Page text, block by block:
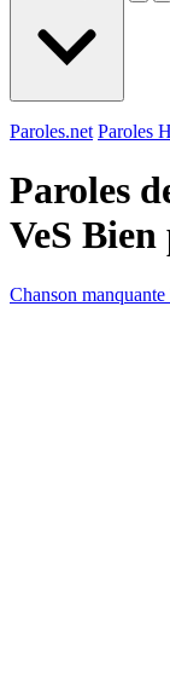
Paroles.net Paroles
Paroles
VeS
Chanson